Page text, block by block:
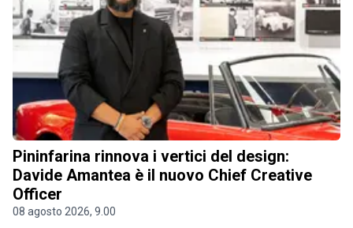
Pininfarina rinnova i vertici del design:
Davide Amantea è il nuovo Chief Creative
Officer
08 agosto 2026, 9.00